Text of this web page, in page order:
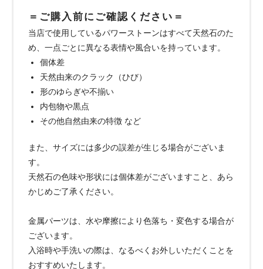
＝ご購入前にご確認ください＝
当店で使用しているパワーストーンはすべて天然石のた
め、一点ごとに異なる表情や風合いを持っています。
個体差
天然由来のクラック（ひび）
形のゆらぎや不揃い
内包物や黒点
その他自然由来の特徴 など
また、サイズには多少の誤差が生じる場合がございま
す。
天然石の色味や形状には個体差がございますこと、あら
かじめご了承ください。
金属パーツは、水や摩擦により色落ち・変色する場合が
ございます。
入浴時や手洗いの際は、なるべくお外しいただくことを
おすすめいたします。